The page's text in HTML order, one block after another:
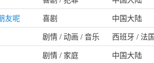
友呢 喜剧
中国大陆
剧情 / 动画 / 音乐
西班牙 / 法
剧情 / 家庭
中国大陆